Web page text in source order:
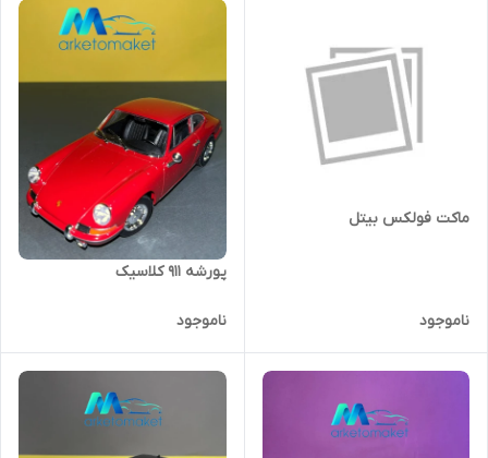
ماکت فولکس بیتل
ناموجود
پورشه ۹۱۱ کلاسیک
ناموجود